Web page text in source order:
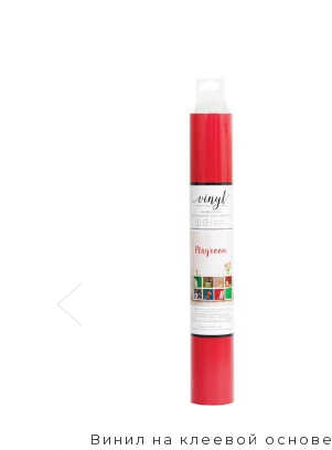
Винил на клеевой основе